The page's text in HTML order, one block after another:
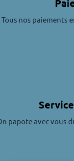
Tous nos paiements
papote avec vous